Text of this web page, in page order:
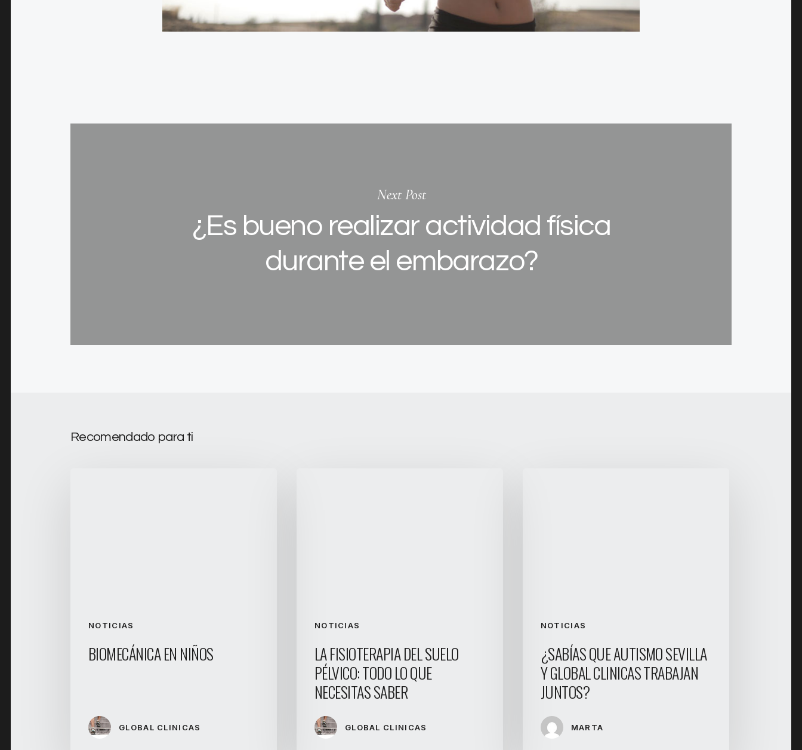
Next Post
¿Es bueno realizar actividad física
durante el embarazo?
Recomendado para ti
NOTICIAS
BIOMECÁNICA EN NIÑOS
GLOBAL CLINICAS
NOTICIAS
LA FISIOTERAPIA DEL SUELO
PÉLVICO: TODO LO QUE
NECESITAS SABER
GLOBAL CLINICAS
NOTICIAS
¿SABÍAS QUE AUTISMO SEVILLA
Y GLOBAL CLINICAS TRABAJAN
JUNTOS?
MARTA